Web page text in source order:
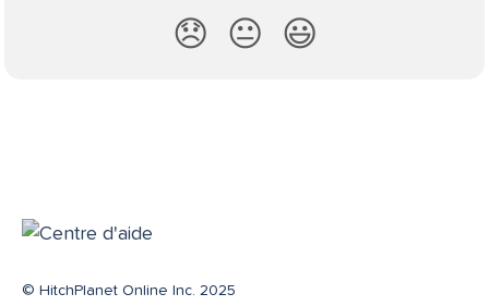
😞 😐 😃
© HitchPlanet Online Inc. 2025